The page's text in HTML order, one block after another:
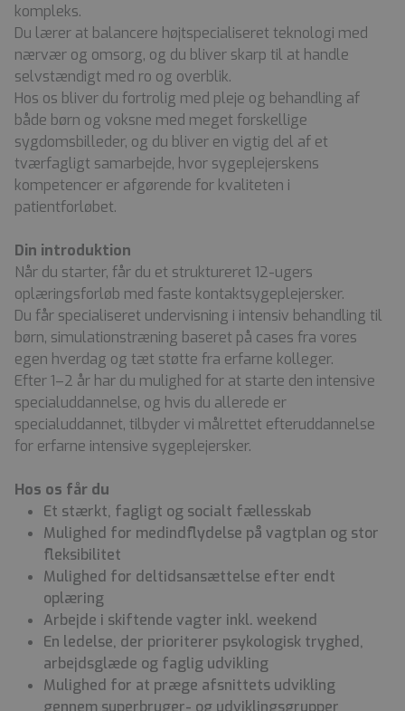
kompleks.
Du lærer at balancere højtspecialiseret teknologi med
nærvær og omsorg, og du bliver skarp til at handle
selvstændigt med ro og overblik.
Hos os bliver du fortrolig med pleje og behandling af
både børn og voksne med meget forskellige
sygdomsbilleder, og du bliver en vigtig del af et
tværfagligt samarbejde, hvor sygeplejerskens
kompetencer er afgørende for kvaliteten i
patientforløbet.
Din introduktion
Når du starter, får du et struktureret 12-ugers
oplæringsforløb med faste kontaktsygeplejersker.
Du får specialiseret undervisning i intensiv behandling til
børn, simulationstræning baseret på cases fra vores
egen hverdag og tæt støtte fra erfarne kolleger.
Efter 1–2 år har du mulighed for at starte den intensive
specialuddannelse, og hvis du allerede er
specialuddannet, tilbyder vi målrettet efteruddannelse
for erfarne intensive sygeplejersker.
Hos os får du
Et stærkt, fagligt og socialt fællesskab
Mulighed for medindflydelse på vagtplan og stor
fleksibilitet
Mulighed for deltidsansættelse efter endt
oplæring
Arbejde i skiftende vagter inkl. weekend
En ledelse, der prioriterer psykologisk tryghed,
arbejdsglæde og faglig udvikling
Mulighed for at præge afsnittets udvikling
gennem superbruger- og udviklingsgrupper